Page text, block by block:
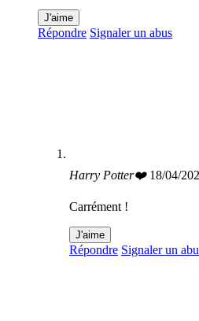
J'aime
Répondre Signaler un abus
Harry Potter❤️ 18/04/
Carrément !
J'aime
Répondre Signaler un